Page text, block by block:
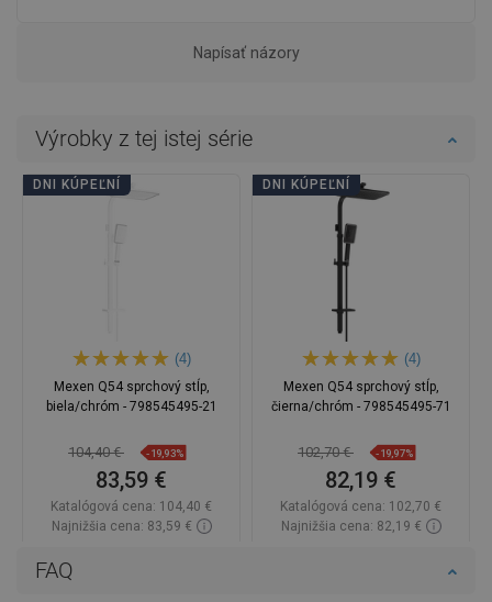
FAQ
Napísať názory
Výrobky z tej istej série
DNI KÚPEĽNÍ
(4)
Mexen Q54 sprchový stĺp,
biela/chróm - 798545495-21
104,40 € -19,93%
83,59 €
Katalógová cena: 104,40 €
Najnižšia cena: 83,59 €
DNI KÚPEĽNÍ
(4)
Mexen Q54 sprchový stĺp,
čierna/chróm - 798545495-71
102,70 € -19,97%
82,19 €
Katalógová cena: 102,70 €
Najnižšia cena: 82,19 €